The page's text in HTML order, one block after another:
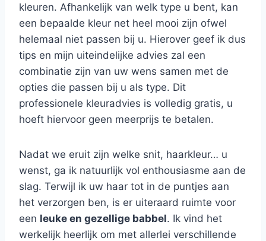
kleuren. Afhankelijk van welk type u bent, kan
een bepaalde kleur net heel mooi zijn ofwel
helemaal niet passen bij u. Hierover geef ik dus
tips en mijn uiteindelijke advies zal een
combinatie zijn van uw wens samen met de
opties die passen bij u als type. Dit
professionele kleuradvies is volledig gratis, u
hoeft hiervoor geen meerprijs te betalen.
Nadat we eruit zijn welke snit, haarkleur… u
wenst, ga ik natuurlijk vol enthousiasme aan de
slag. Terwijl ik uw haar tot in de puntjes aan
het verzorgen ben, is er uiteraard ruimte voor
een leuke en gezellige babbel. Ik vind het
werkelijk heerlijk om met allerlei verschillende